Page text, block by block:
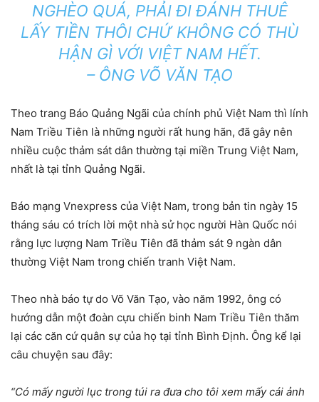
NGHÈO QUÁ, PHẢI ĐI ĐÁNH THUÊ
LẤY TIỀN THÔI CHỨ KHÔNG CÓ THÙ
HẬN GÌ VỚI VIỆT NAM HẾT.
– ÔNG VÕ VĂN TẠO
Theo trang Báo Quảng Ngãi của chính phủ Việt Nam thì lính
Nam Triều Tiên là những người rất hung hãn, đã gây nên
nhiều cuộc thảm sát dân thường tại miền Trung Việt Nam,
nhất là tại tỉnh Quảng Ngãi.
Báo mạng Vnexpress của Việt Nam, trong bản tin ngày 15
tháng sáu có trích lời một nhà sử học người Hàn Quốc nói
rằng lực lượng Nam Triều Tiên đã thảm sát 9 ngàn dân
thường Việt Nam trong chiến tranh Việt Nam.
Theo nhà báo tự do Võ Văn Tạo, vào năm 1992, ông có
hướng dẫn một đoàn cựu chiến binh Nam Triều Tiên thăm
lại các căn cứ quân sự của họ tại tỉnh Bình Định. Ông kể lại
câu chuyện sau đây:
“Có mấy người lục trong túi ra đưa cho tôi xem mấy cái ảnh